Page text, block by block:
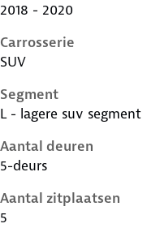
2018 - 2020
Carrosserie
SUV
Segment
L - lagere suv segment
Aantal deuren
5-deurs
Aantal zitplaatsen
5